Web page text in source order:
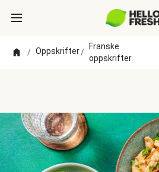
/ Oppskrifter/
Franske
oppskrifter